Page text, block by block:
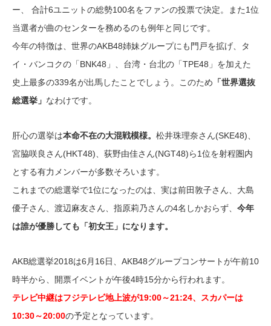
ー、 合計6ユニットの総勢100名をファンの投票で決定。また1位
当選者が曲のセンターを務めるのも例年と同じです。
今年の特徴は、世界のAKB48姉妹グループにも門戸を拡げ、タ
イ・バンコクの「BNK48」、台湾・台北の「TPE48」を加えた
史上最多の339名が出馬したことでしょう。このため 「世界選抜
総選挙」 なわけです。
肝心の選挙は本命不在の大混戦模様。 松井珠理奈さん(SKE48)、
宮脇咲良さん(HKT48)、荻野由佳さん(NGT48)ら1位を射程圏内
とする有力メンバーが多数そろいます。
これまでの総選挙で1位になったのは、実は前田敦子さん、大島
優子さん、渡辺麻友さん、指原莉乃さんの4名しかおらず、 今年
は誰が優勝しても「初女王」になります。
AKB総選挙2018は6月16日、AKB48グループコンサートが午前10
時半から、開票イベントが午後4時15分から行われます。
テレビ中継はフジテレビ地上波が19:00～21:24、スカパーは
10:30～20:00の予定となっています。